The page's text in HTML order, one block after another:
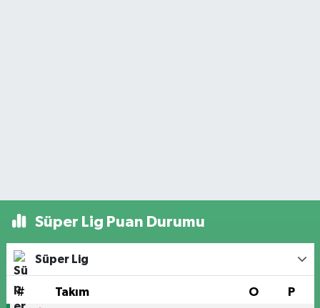
Süper Lig Puan Durumu
Süper Lig
# Takım O P